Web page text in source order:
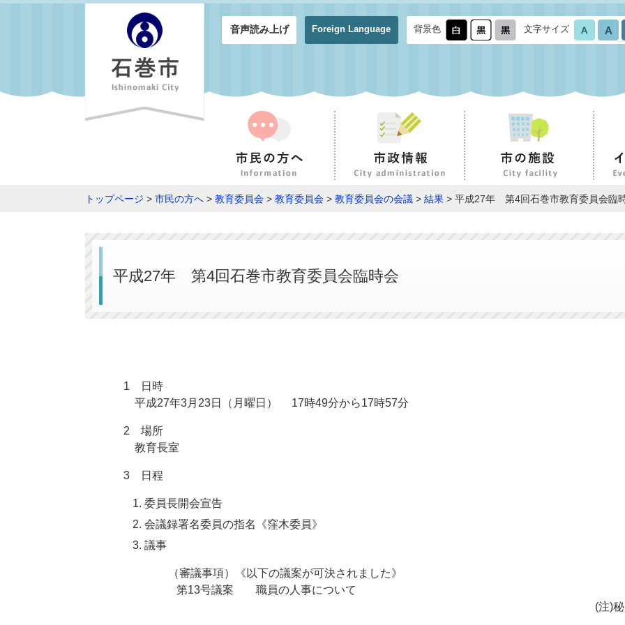
音声読み上げ Foreign Language 背景色 文字サイズ
トップページ > 市民の方へ > 教育委員会 > 教育委員会 > 教育委員会の会議 > 結果 > 平成27年 第4回石巻市教育委員会臨
平成27年 第4回石巻市教育委員会臨時会
1 日時
平成27年3月23日（月曜日） 17時49分から17時57分
2 場所
教育長室
3 日程
委員長開会宣告
会議録署名委員の指名《窪木委員》
議事
（審議事項）《以下の議案が可決されました》
第13号議案 職員の人事について
(注)秘密